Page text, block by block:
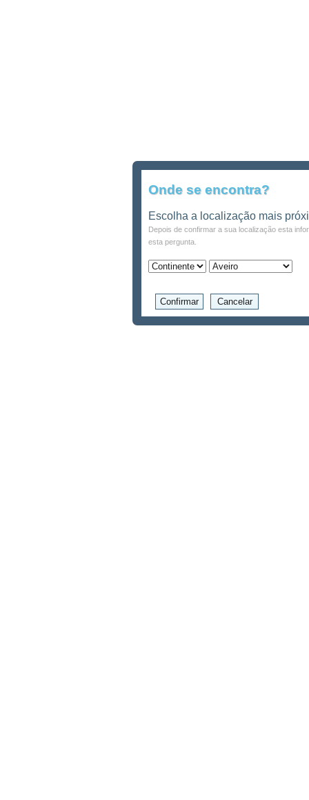
Onde se encontra?
Escolha a localização mais
Depois de confirmar a sua localização esta
esta pergunta.